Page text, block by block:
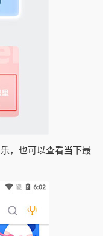
，也可以查看当下最